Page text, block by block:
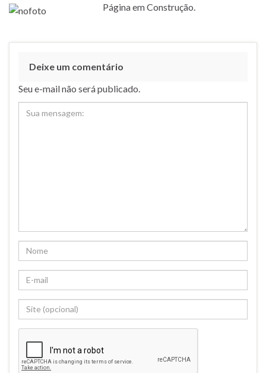
Página em Construção.
Deixe um comentário
Seu e-mail não será publicado.